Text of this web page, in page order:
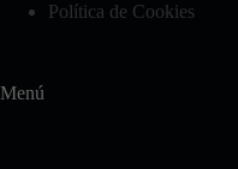
Política de Cookies
Menú